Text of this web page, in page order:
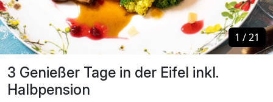
3 Genießer Tage in der Eifel inkl.
Halbpension
1 /21
1 /21